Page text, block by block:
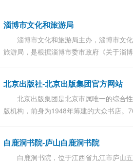
西电东...
淄博市文化和旅游局
淄博市文化和旅游局主办，淄博市文
旅游局，是根据淄博市委市政府《关于淄
北京出版社-北京出版集团官方网站
北京出版集团是北京市属唯一的综合
版机构，前身为1948年筹建的大众书店。
出版社、6...
白鹿洞书院-庐山白鹿洞书院
白鹿洞书院，位于江西省九江市庐山